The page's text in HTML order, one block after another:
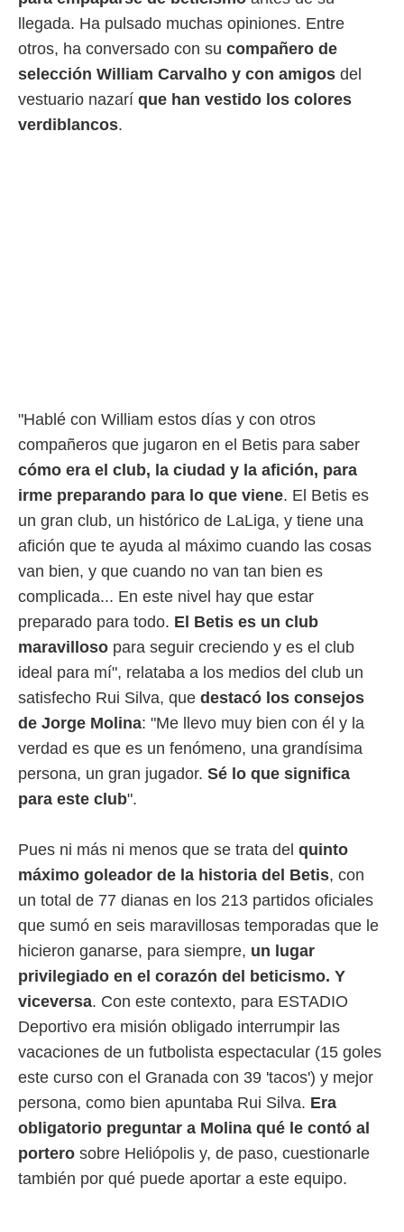
de
disponible
el sitio
para
o
no
acceder a
a
abono
similares
como
IP
de
traten tus
en
interés
a lo que
Para
su
u
momento
en
llegada. Ha pulsado muchas opiniones. Entre
otros, ha conversado con su compañero de
selección William Carvalho y con amigos del
vestuario nazarí que han vestido los colores
verdiblancos.
"Hablé con William estos días y con otros
compañeros que jugaron en el Betis para saber
cómo era el club, la ciudad y la afición, para
irme preparando para lo que viene. El Betis es
un gran club, un histórico de LaLiga, y tiene una
afición que te ayuda al máximo cuando las cosas
van bien, y que cuando no van tan bien es
complicada... En este nivel hay que estar
preparado para todo. El Betis es un club
maravilloso para seguir creciendo y es el club
ideal para mí", relataba a los medios del club un
satisfecho Rui Silva, que destacó los consejos
de Jorge Molina: "Me llevo muy bien con él y la
verdad es que es un fenómeno, una grandísima
persona, un gran jugador. Sé lo que significa
para este club".
Pues ni más ni menos que se trata del quinto
máximo goleador de la historia del Betis, con
un total de 77 dianas en los 213 partidos oficiales
que sumó en seis maravillosas temporadas que le
hicieron ganarse, para siempre, un lugar
privilegiado en el corazón del beticismo. Y
viceversa. Con este contexto, para ESTADIO
Deportivo era misión obligado interrumpir las
vacaciones de un futbolista espectacular (15 goles
este curso con el Granada con 39 'tacos') y mejor
persona, como bien apuntaba Rui Silva. Era
obligatorio preguntar a Molina qué le contó al
portero sobre Heliópolis y, de paso, cuestionarle
también por qué puede aportar a este equipo.